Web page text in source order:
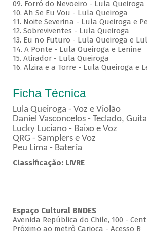
09. Forró do Nevoeiro - Lula Queiroga
10. Ah Se Eu Vou - Lula Queiroga
11. Noite Severina - Lula Queiroga e
12. Sobreviventes - Lula Queiroga
13. Eu no Futuro - Lula Queiroga e
14. A Ponte - Lula Queiroga e Lenine
15. Atirador - Lula Queiroga
16. Alzira e a Torre - Lula Queiroga e
Ficha Técnica
Lula Queiroga - Voz e Violão
Daniel Vasconcelos - Teclado,
Lucky Luciano - Baixo e Voz
QRG - Samplers e Voz
Peu Lima - Bateria
Classificação: LIVRE
Espaço Cultural BNDES
Avenida República do Chile, 100 -
Próximo ao metrô Carioca - Acesso B